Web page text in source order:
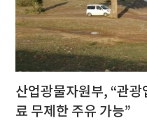
산업광물자원부, “관
료 무제한 주유 가능”